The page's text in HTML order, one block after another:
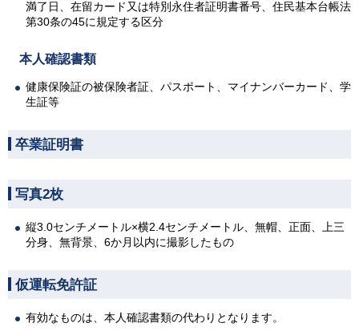
満了日、在留カード又は特別永住者証明書番号、住民基本台帳法
第30条の45に規定する区分
本人確認書類
健康保険証の被保険者証、パスポート、マイナンバーカード、学
生証等
卒業証明書
写真2枚
縦3.0センチメートル×横2.4センチメートル、無帽、正面、上三
分身、無背景、6か月以内に撮影したもの
仮運転免許証
有効なものは、本人確認書類の代わりとなります。